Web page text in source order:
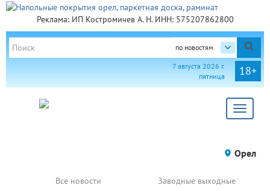
Реклама: ИП Костромичев А. Н. ИНН: 575207862800
по новостям
18+
7 августа 2026 г.
пятница
Toggle
Орел
Все новости Заводные выходные